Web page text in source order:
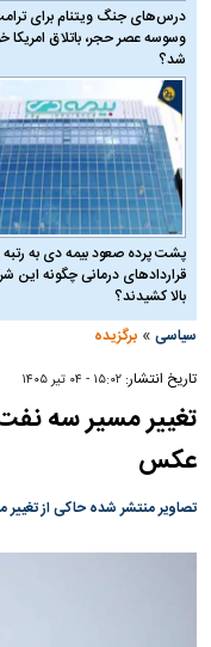
درس‌های جنگ ویتنام برای
وسوسه عصر حجر، باتلاق امریکا
شد؟
پشت پرده صعود بیمه دی به
قراردادهای درمانی چگونه این
بالا کشیدند؟
سیاسی »برگزیده
تاریخ انتشار:۱۵:۰۲ - ۰۴ تير ۱۴۰۵
تغییر مسیر سه
عکس
تصاویر منتشر شده حاکی از